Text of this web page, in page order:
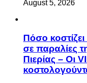
August 5, 2026
Πόσο
σε παραλίες
Πιερίας – Οι